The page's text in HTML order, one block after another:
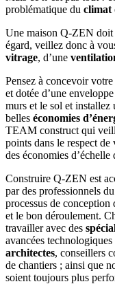
problématique du climat
Une maison Q-ZEN doit
égard, veillez donc à
vitrage, d’une
Pensez à concevoir
et dotée d’une
murs et le sol et installez
belles économies
TEAM construct qui
points dans le respect de
des économies
Construire Q-ZEN est
par des professionnels
processus de
et le bon déroulement.
travailler avec des
avancées
architectes, conseillers
de chantiers ; ainsi que
soient toujours plus